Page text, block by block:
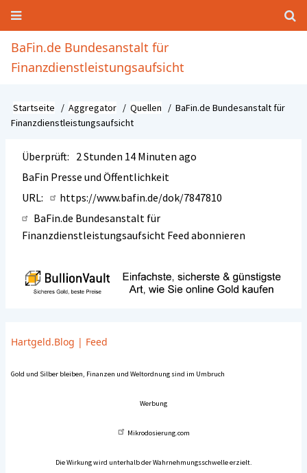
Direkt
Inhalt
Hauptnavigation
BaFin.de Bundesanstalt für
Finanzdienstleistungsaufsicht
Pfadnavigation
Startseite Aggregator Quellen
BaFin.de Bundesanstalt für
Finanzdienstleistungsaufsicht
Überprüft
2 Stunden 14 Minuten ago
BaFin Presse und Öffentlichkeit
URL
https://www.bafin.de/dok/7847810
BaFin.de Bundesanstalt für
Finanzdienstleistungsaufsicht Feed abonnieren
Hartgeld.Blog | Feed
Gold und Silber bleiben, Finanzen und Weltordnung sind im Umbruch
Werbung
Mikrodosierung.com
Die Wirkung wird unterhalb der Wahrnehmungsschwelle erzielt.